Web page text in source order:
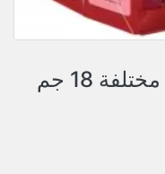
كتكوسناكس فاب نكهات مختلفة 18 جم